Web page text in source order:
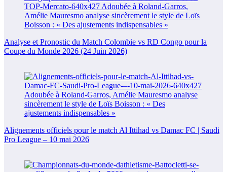
Analyse et Pronostic du Match Colombie vs RD Congo pour la
Coupe du Monde 2026 (24 Juin 2026)
Alignements officiels pour le match Al Ittihad vs Damac FC | Saudi
Pro League – 10 mai 2026